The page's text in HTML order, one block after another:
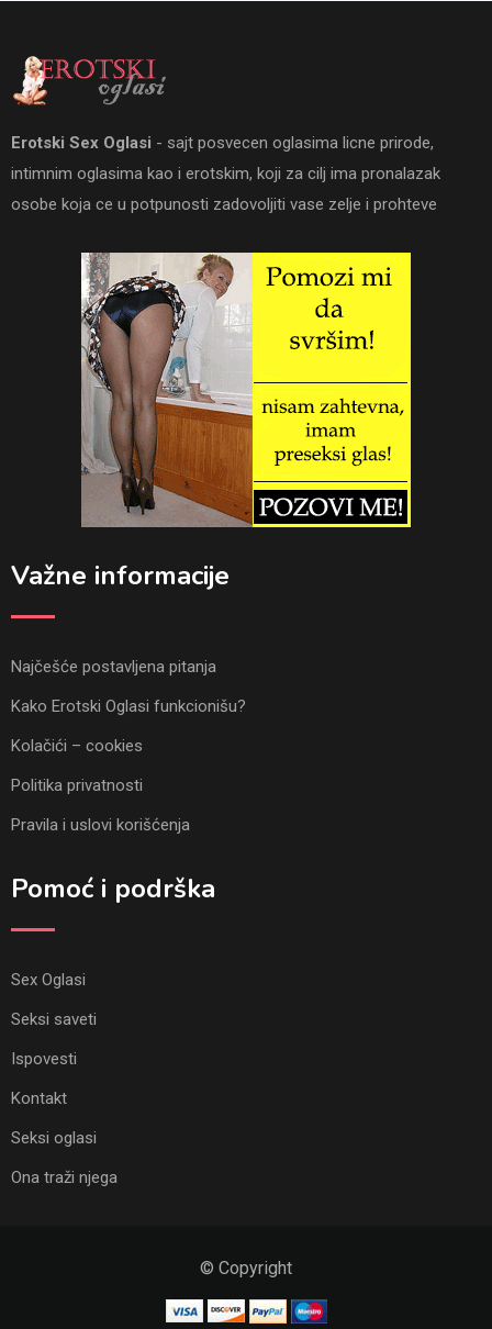
Erotski Sex Oglasi - sajt posvecen oglasima licne prirode,
intimnim oglasima kao i erotskim, koji za cilj ima pronalazak
osobe koja ce u potpunosti zadovoljiti vase zelje i prohteve
Važne informacije
Najčešće postavljena pitanja
Kako Erotski Oglasi funkcionišu?
Kolačići – cookies
Politika privatnosti
Pravila i uslovi korišćenja
Pomoć i podrška
Sex Oglasi
Seksi saveti
Ispovesti
Kontakt
Seksi oglasi
Ona traži njega
© Copyright